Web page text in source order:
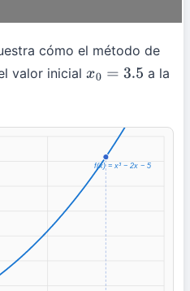
cómo el método de
valor inicial x0 =3.5
a la
f(x) = x³ − 2x − 5